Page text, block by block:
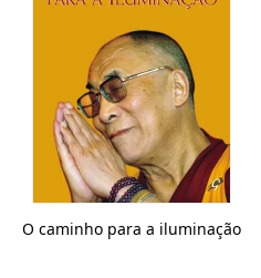
O caminho para a iluminação